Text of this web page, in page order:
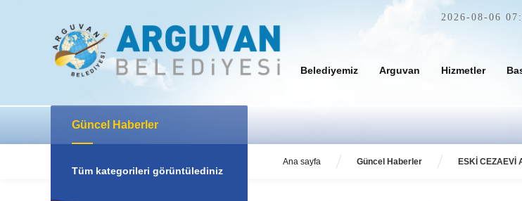
2026-08-06
Belediyemiz Arguvan Hizmetler
Ana sayfa Güncel Haberler ESKİ CEZAEVİ
Güncel Haberler
Tüm kategorileri görüntülediniz